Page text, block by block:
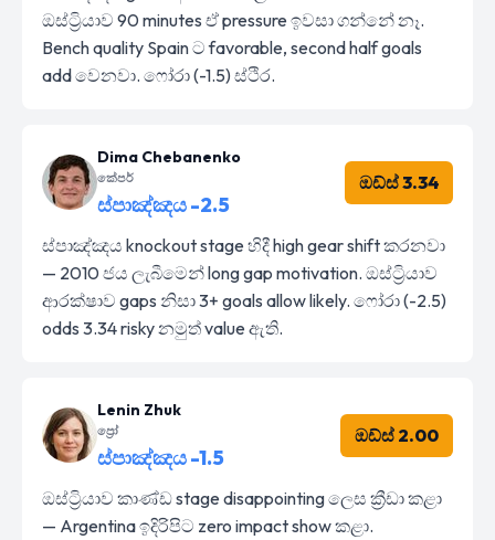
ඔස්ට්‍රියාව 90 minutes ඒ pressure ඉවසා ගන්නේ නෑ.
Bench quality Spain ට favorable, second half goals
add වෙනවා. ෆෝරා (-1.5) ස්ථිර.
Dima Chebanenko
කේපර්
ස්පාඤ්ඤය -2.5
ඔඩ්ස් 3.34
ස්පාඤ්ඤය knockout stage හිදී high gear shift කරනවා
— 2010 ජය ලැබීමෙන් long gap motivation. ඔස්ට්‍රියාව
ආරක්ෂාව gaps නිසා 3+ goals allow likely. ෆෝරා (-2.5)
odds 3.34 risky නමුත් value ඇති.
Lenin Zhuk
ප්‍රෝ
ස්පාඤ්ඤය -1.5
ඔඩ්ස් 2.00
ඔස්ට්‍රියාව කාණ්ඩ stage disappointing ලෙස ක්‍රීඩා කළා
— Argentina ඉදිරිපිට zero impact show කළා.